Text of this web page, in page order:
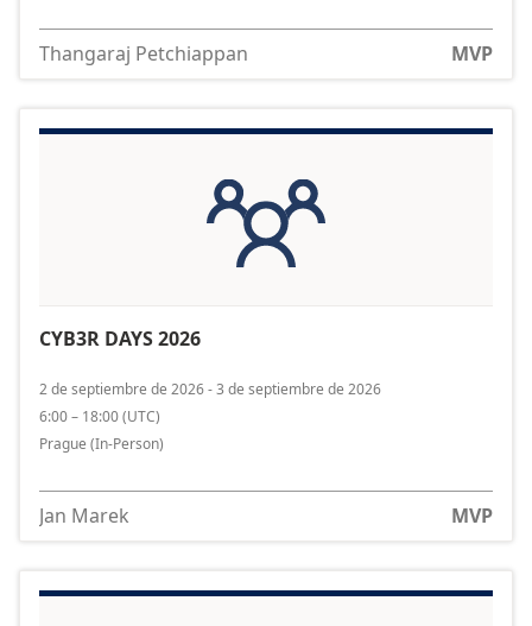
Thangaraj Petchiappan MVP
CYB3R DAYS 2026
2 de septiembre de 2026 - 3 de septiembre de 2026
6:00 – 18:00(UTC)
Prague (In-Person)
Jan Marek MVP